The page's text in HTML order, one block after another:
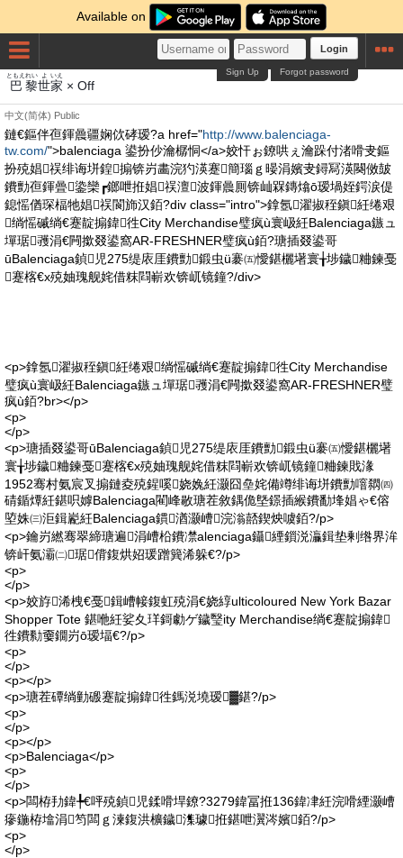
Available on
Login
Forgot password
Sign Up
巴
ともえ
黎
れい
世
よ
家
いえ
× Off
中文(简体) Public
鏈€鏂伴亱鍕曟疆娴佽硣瑷?a href="http://www.balenciaga-
tw.com/">balenciaga 鍙扮仯瀹樼恫</a>姣忓ぉ鐐哄ぇ瀹跺付渚嗗叏鏂
扮殑娼祦绯诲垪鍠搧锛岃畵浣犳渶蹇簡瑙ｇ暥涓嬪叏鐞冩渶闋傚皷
鐨勯亱鍕曡鍌欒┏鎯呭拰娼祦澶波鍕曟厠锛屾槑鏄熻ō瑷堝姪鍔涙偍
鎴愮偤琛楅牠娼祦閬斾汉銆?div class="intro">鎿氬濯掓秷鎭紝绻艰
绱愮磩绱€蹇靛搧鍏徃City Merchandise璧疯ù寰岋紝Balenciaga鏃ュ
墠琚彟涓€闁撳叕鍙窩AR-FRESHNER璧疯ù銆?瑭插叕鍙哥
ūBalenciaga鍞児275缇庡厓鐨勯鍛虫ü褰㈤懓鍖欐墸寰╁埗鐬粬鍊戞
蹇楁€х殑妯瑰舰姹借粖閰嶄欢锛屼镜鐘?/div>
<p>鎿氬濯掓秷鎭紝绻艰绱愮磩绱€蹇靛搧鍏徃City Merchandise
璧疯ù寰岋紝Balenciaga鏃ュ墠琚彟涓€闁撳叕鍙窩AR-FRESHNER璧
疯ù銆?br></p>
<p>
</p>
<p>瑭插叕鍙哥ūBalenciaga鍞児275缇庡厓鐨勯鍛虫ü褰㈤懓鍖欐墸
寰╁埗鐬粬鍊戞蹇楁€х殑妯瑰舰姹借粖閰嶄欢锛屼镜鐘粬鍊戝湪
1952骞村氨宸叉搧鏈夌殑鍟嗘娆婏紝灏囧皨姹備竴绯诲垪鐨勯噾閷㈣
碃鍎燂紝鍖呮嫭Balenciaga閵峰敭瑭茬敘鍝佹墍鐛插緱鐨勫埄娼ゃ€傛
埅姝㈢洰鍓嶏紝Balenciaga鏆湭灏嶆浣滃嚭鍥炴噳銆?/p>
<p>鑰岃繎骞翠締瑭遍涓嶆柗鐨凚alenciaga鑷緸鎻涚灜鍓垫剰绺界洠
锛屽氨灞㈡琚偝鍑烘妱瑗蹭簨浠躲€?/p>
<p>
</p>
<p>姣斿浠栧€戞鍓嶆帹鍑虹殑涓€娆綧ulticoloured New York Bazar
Shopper Tote 鍖咃紝娑夊珜鎶勮ゲ鐬瑿ity Merchandise绱€蹇靛搧鍏
徃鐨勬嫑鐗岃ō瑷堛€?/p>
<p>
</p>
<p></p>
<p>瑭茬磹绱勭磤蹇靛搧鍏徃鎷涚墝瑷▓鍖?/p>
<p>
</p>
<p></p>
<p>Balenciaga</p>
<p>
</p>
<p>闆栫劧鍏╄€呯殑鍞児鍒嗗垾鐐?3279鍏冨拰136鍏冿紝浣嗗緸灏嶆
瘮鍦栫墖涓笉闆ｇ湅鍑洪櫎鐬潗璩拰鍖呭瀷涔嬪銆?/p>
<p>
</p>